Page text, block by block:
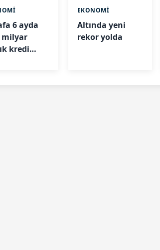
6 ayda
milyar
kredi
EKONOMİ
Altında yeni
rekor yolda